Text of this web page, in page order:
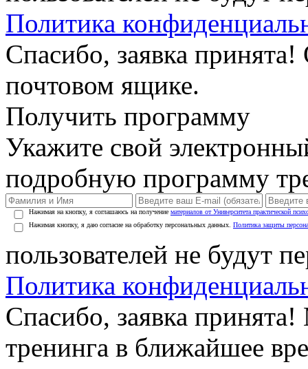
Политика
Спасибо, заявка
почтовом ящике.
Получить программу
Укажите свой
подробную программу
Нажимая на кнопку, я соглашаюсь на получение материалов от Университета практической
Нажимая кнопку, я даю согласие на обработку персональных данных. Политика защиты
пользователей не будут
Политика
Спасибо, заявка
тренинга в ближайшее